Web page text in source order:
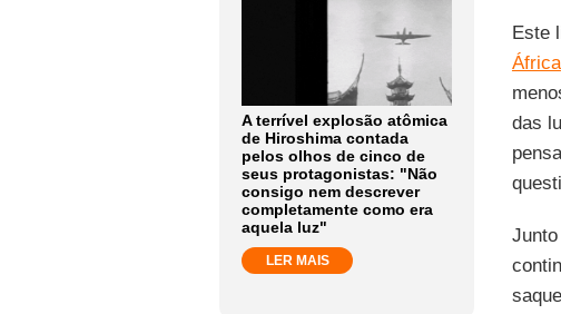
A terrível explosão atômica
de Hiroshima contada
pelos olhos de cinco de
seus protagonistas: "Não
consigo nem descrever
completamente como era
aquela luz"
LER MAIS
Este
África
das